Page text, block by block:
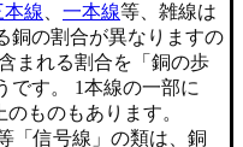
本線 一本線等、雑線は
銅の割合が異なりますの
まれる割合を「銅の歩
です。 1本線の一部に
ものもあります。
「信号線」の類は、銅